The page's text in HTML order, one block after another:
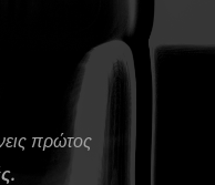
πρώτος